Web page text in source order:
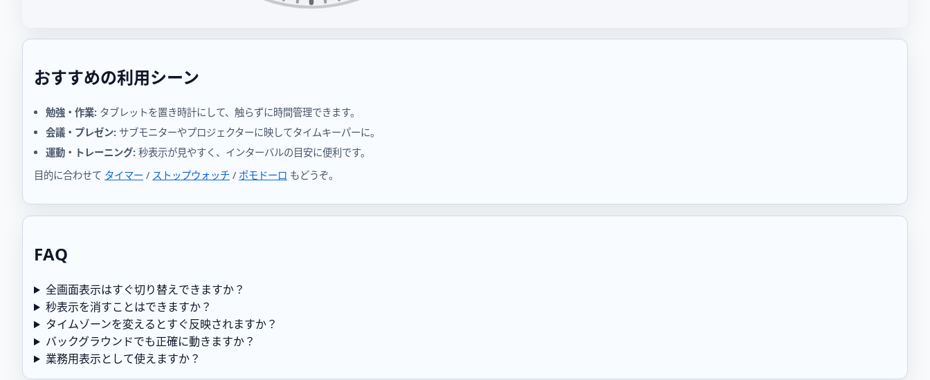
おすすめの利用シーン
勉強・作業: タブレットを置き時計にして、触らずに時間管理できます。
会議・プレゼン: サブモニターやプロジェクターに映してタイムキーパーに。
運動・トレーニング: 秒表示が見やすく、インターバルの目安に便利です。
目的に合わせて タイマー / ストップウォッチ / ポモドーロ もどうぞ。
FAQ
全画面表示はすぐ切り替えできますか？
秒表示を消すことはできますか？
タイムゾーンを変えるとすぐ反映されますか？
バックグラウンドでも正確に動きますか？
業務用表示として使えますか？